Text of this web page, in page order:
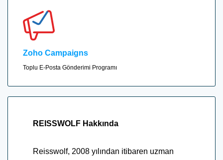
Zoho Campaigns
Toplu E-Posta Gönderimi Programı
REISSWOLF Hakkında
Reisswolf, 2008 yılından itibaren uzman